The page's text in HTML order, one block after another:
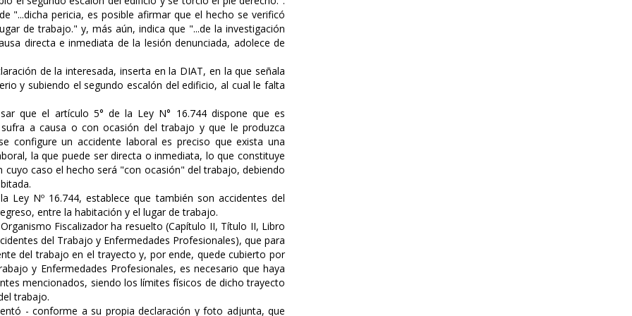
"...dicha pericia, es posible afirmar que el hecho se verificó
de trabajo." y, más aún, indica que "...de la investigación
directa e inmediata de la lesión denunciada, adolece de
de la interesada, inserta en la DIAT, en la que señala
y subiendo el segundo escalón del edificio, al cual le falta
que el artículo 5° de la Ley N° 16.744 dispone que es
a causa o con ocasión del trabajo y que le produzca
configure un accidente laboral es preciso que exista una
la que puede ser directa o inmediata, lo que constituye
caso el hecho será "con ocasión" del trabajo, debiendo
Ley Nº 16.744, establece que también son accidentes del
entre la habitación y el lugar de trabajo.
Fiscalizador ha resuelto (Capítulo II, Título II, Libro
del Trabajo y Enfermedades Profesionales), que para
del trabajo en el trayecto y, por ende, quede cubierto por
y Enfermedades Profesionales, es necesario que haya
mencionados, siendo los límites físicos de dicho trayecto
trabajo.
- conforme a su propia declaración y foto adjunta, que